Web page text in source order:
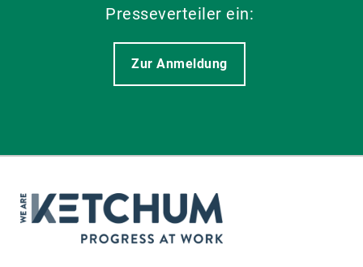
Presseverteiler ein:
Zur Anmeldung